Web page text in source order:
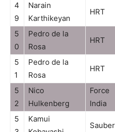
4
9
Narain
Karthikeyan
HRT
5
0
Pedro de la
Rosa
HRT
5
1
Pedro de la
Rosa
HRT
5
2
Nico
Hulkenberg
Force
India
5
Kamui
Sauber